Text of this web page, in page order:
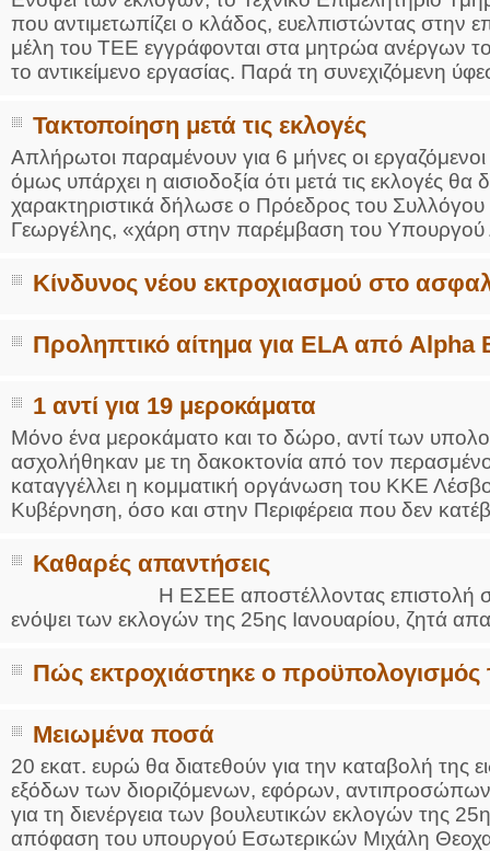
που αντιμετωπίζει ο κλάδος, ευελπιστώντας στην
μέλη του ΤΕΕ εγγράφονται στα μητρώα ανέργων
το αντικείμενο εργασίας. Παρά τη συνεχιζόμενη
Τακτοποίηση μετά τις εκλογές
Απλήρωτοι παραμένουν για 6 μήνες οι
όμως υπάρχει η αισιοδοξία ότι μετά τις εκλογές
χαρακτηριστικά δήλωσε ο Πρόεδρος του
Γεωργέλης, «χάρη στην παρέμβαση του Υπουργού
Κίνδυνος νέου εκτροχιασμού στο
Προληπτικό αίτημα για ELA από Alpha
1 αντί για 19 μεροκάματα
Μόνο ένα μεροκάματο και το δώρο, αντί των
ασχολήθηκαν με τη δακοκτονία από τον
καταγγέλλει η κομματική οργάνωση του ΚΚΕ
Κυβέρνηση, όσο και στην Περιφέρεια που δεν
Καθαρές απαντήσεις
Η ΕΣΕΕ αποστέλλοντας επιστολή σε
ενόψει των εκλογών της 25ης Ιανουαρίου, ζητά
Πώς εκτροχιάστηκε ο προϋπολογισμός
Μειωμένα ποσά
20 εκατ. ευρώ θα διατεθούν για την καταβολή της
εξόδων των διοριζόμενων, εφόρων, αντιπροσώπων
για τη διενέργεια των βουλευτικών εκλογών της
απόφαση του υπουργού Εσωτερικών Μιχάλη